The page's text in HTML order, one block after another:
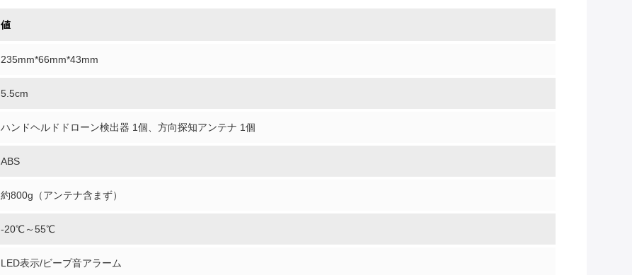
値
235mm*66mm*43mm
5.5cm
ハンドヘルドドローン検出器 1個、方向探知アンテナ 1個
ABS
約800g（アンテナ含まず）
-20℃～55℃
LED表示/ビープ音アラーム